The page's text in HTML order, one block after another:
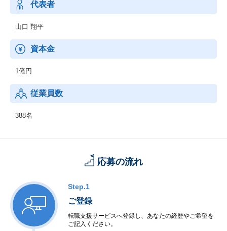
代表者
山口 翔平
資本金
1億円
従業員数
388名
応募の流れ
Step.1
ご登録
転職支援サービスへ登録し、あなたの経歴やご希望を
ご記入ください。